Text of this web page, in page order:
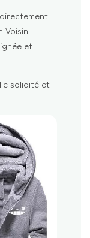
Voisin
et
solidité et